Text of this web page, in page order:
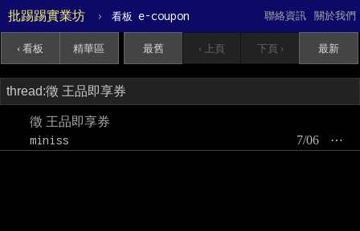
批踢踢實業坊 › 看板 e-coupon 關於我們
聯絡資訊
‹ 看板 精華區 最舊 ‹ 上頁 下頁 › 最新
徵 王品即享券
miniss
⋯
7/06